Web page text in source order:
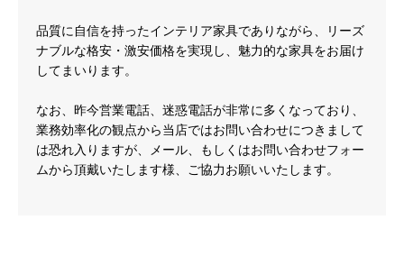
品質に自信を持ったインテリア家具でありながら、リーズ
ナブルな格安・激安価格を実現し、魅力的な家具をお届け
してまいります。
なお、昨今営業電話、迷惑電話が非常に多くなっており、
業務効率化の観点から当店ではお問い合わせにつきまして
は恐れ入りますが、メール、もしくはお問い合わせフォー
ムから頂戴いたします様、ご協力お願いいたします。